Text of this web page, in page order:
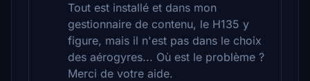
Tout est installé et dans mon
gestionnaire de contenu, le H135 y
figure, mais il n'est pas dans le choix
des aérogyres... Où est le problème ?
Merci de votre aide.